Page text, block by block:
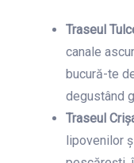
Traseul
canale
bucură-te
degustând
Traseul
lipovenilor